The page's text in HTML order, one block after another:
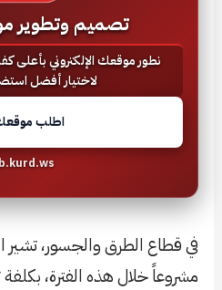
تصميم وتطوير
نطور موقعك الإلكتروني بأعلى
لاختيار أفضل
اطلب